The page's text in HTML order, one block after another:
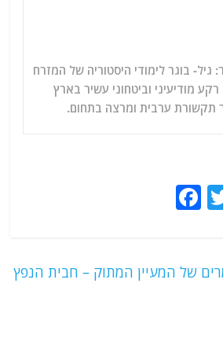
גיל- בוגר לימודי היסטוריה של המזרח
רקע מודיעיני וביטחוני עשיר בארץ
תקשורת ערבית ומרצה בתחום.
T
er
e
של המעיין המתוק – חבית הנפץ